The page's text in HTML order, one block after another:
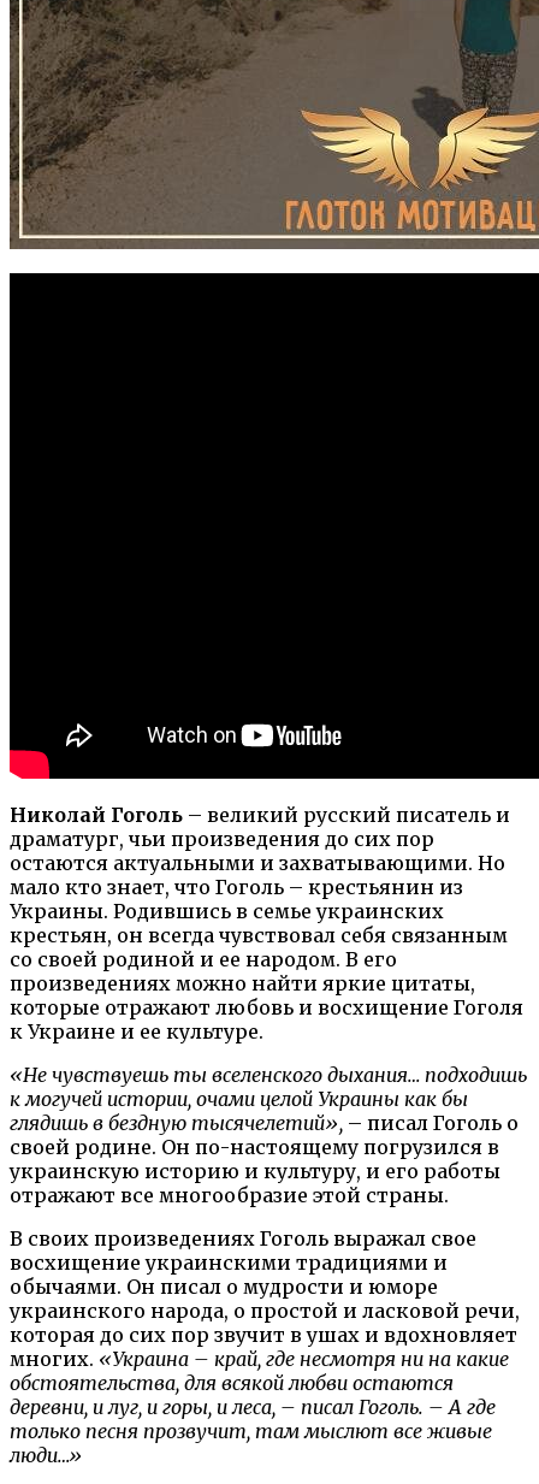
Николай Гоголь – великий русский писатель и
драматург, чьи произведения до сих пор
остаются актуальными и захватывающими. Но
мало кто знает, что Гоголь – крестьянин из
Украины. Родившись в семье украинских
крестьян, он всегда чувствовал себя связанным
со своей родиной и ее народом. В его
произведениях можно найти яркие цитаты,
которые отражают любовь и восхищение Гоголя
к Украине и ее культуре.
«Не чувствуешь ты вселенского дыхания… подходишь
к могучей истории, очами целой Украины как бы
глядишь в бездную тысячелетий», – писал Гоголь о
своей родине. Он по-настоящему погрузился в
украинскую историю и культуру, и его работы
отражают все многообразие этой страны.
В своих произведениях Гоголь выражал свое
восхищение украинскими традициями и
обычаями. Он писал о мудрости и юморе
украинского народа, о простой и ласковой речи,
которая до сих пор звучит в ушах и вдохновляет
многих. «Украина – край, где несмотря ни на какие
обстоятельства, для всякой любви остаются
деревни, и луг, и горы, и леса, – писал Гоголь. – А где
только песня прозвучит, там мыслют все живые
люди…»